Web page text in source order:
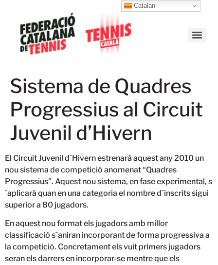
Sistema de Quadres
Progressius al Circuit
Juvenil d’Hivern
El Circuit Juvenil d´Hivern estrenarà aquest any 2010 un
nou sistema de competició anomenat “Quadres
Progressius”. Aquest nou sistema, en fase experimental, s
´aplicarà quan en una categoria el nombre d´inscrits sigui
superior a 80 jugadors.
En aquest nou format els jugadors amb millor
classificació s´aniran incorporant de forma progressiva a
la competició. Concretament els vuit primers jugadors
seran els darrers en incorporar-se mentre que els
Catalan